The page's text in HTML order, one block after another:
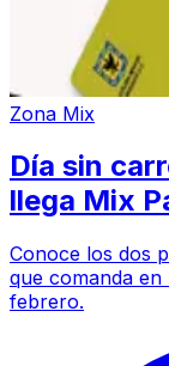
Zona Mix
Día sin
llega Mix
Conoce los dos
que comanda
febrero.